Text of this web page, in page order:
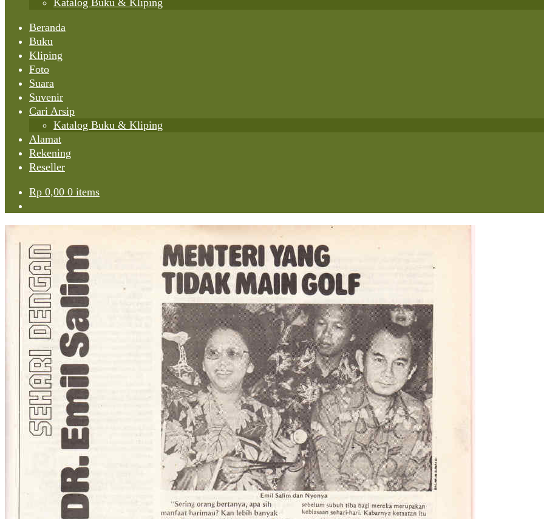
Katalog Buku & Kliping
Beranda
Buku
Kliping
Foto
Suara
Suvenir
Cari Arsip
Katalog Buku & Kliping
Alamat
Rekening
Reseller
Rp 0,00 0 items